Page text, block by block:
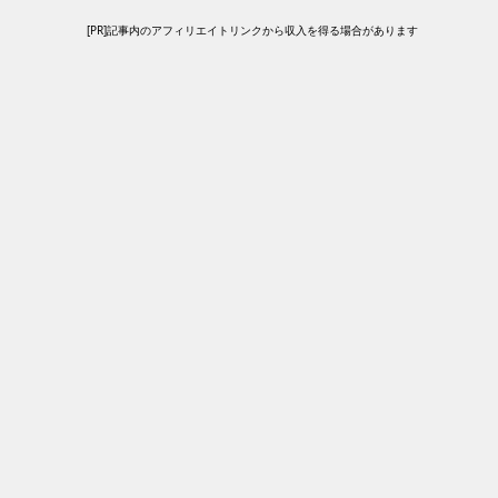
[PR]記事内のアフィリエイトリンクから収入を得る場合があります